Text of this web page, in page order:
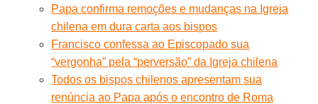
Papa confirma remoções e mudanças na Igreja
chilena em dura carta aos bispos
Francisco confessa ao Episcopado sua
“vergonha” pela “perversão” da Igreja chilena
Todos os bispos chilenos apresentam sua
renúncia ao Papa após o encontro de Roma